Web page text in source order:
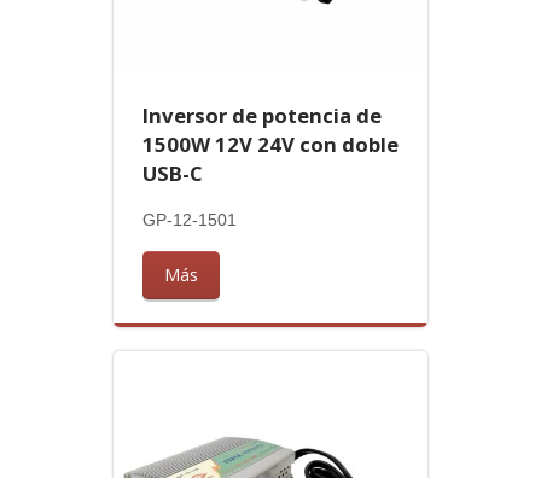
Inversor de potencia de
1500W 12V 24V con doble
USB-C
GP-12-1501
Más